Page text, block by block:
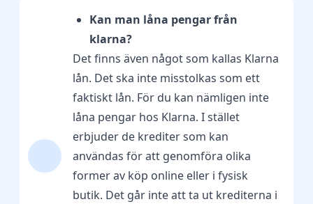
Kan man låna pengar från
klarna?
Det finns även något som kallas Klarna
lån. Det ska inte misstolkas som ett
faktiskt lån. För du kan nämligen inte
låna pengar hos Klarna. I stället
erbjuder de krediter som kan
användas för att genomföra olika
former av köp online eller i fysisk
butik. Det går inte att ta ut krediterna i